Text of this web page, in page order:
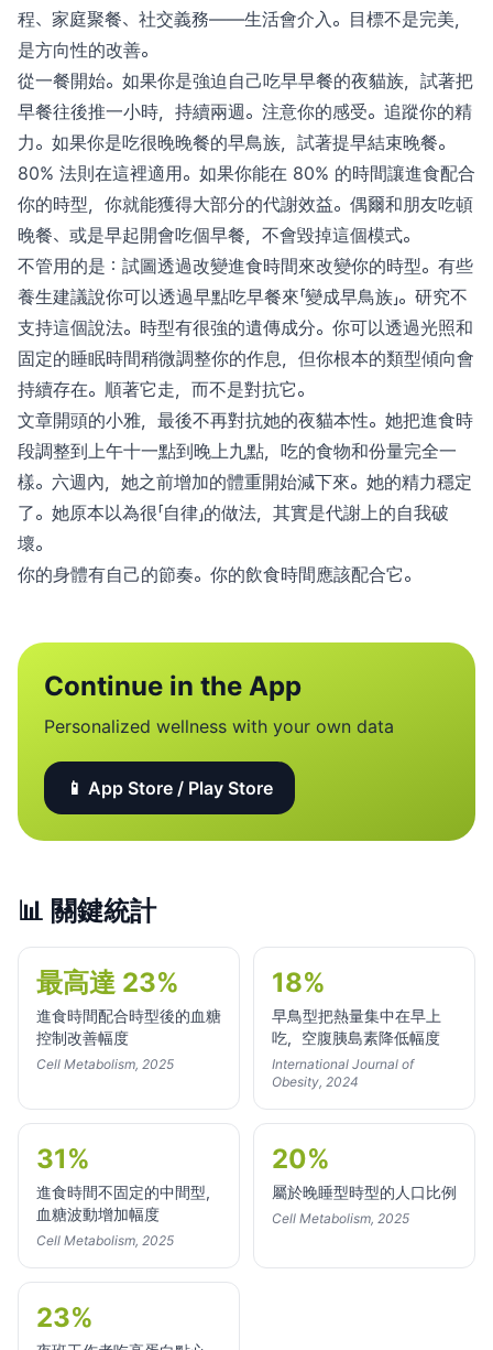
程、家庭聚餐、社交義務——生活會介入。目標不是完美，
是方向性的改善。
從一餐開始。如果你是強迫自己吃早早餐的夜貓族，試著把
早餐往後推一小時，持續兩週。注意你的感受。追蹤你的精
力。如果你是吃很晚晚餐的早鳥族，試著提早結束晚餐。
80% 法則在這裡適用。如果你能在 80% 的時間讓進食配合
你的時型，你就能獲得大部分的代謝效益。偶爾和朋友吃頓
晚餐、或是早起開會吃個早餐，不會毀掉這個模式。
不管用的是：試圖透過改變進食時間來改變你的時型。有些
養生建議說你可以透過早點吃早餐來「變成早鳥族」。研究不
支持這個說法。時型有很強的遺傳成分。你可以透過光照和
固定的睡眠時間稍微調整你的作息，但你根本的類型傾向會
持續存在。順著它走，而不是對抗它。
文章開頭的小雅，最後不再對抗她的夜貓本性。她把進食時
段調整到上午十一點到晚上九點，吃的食物和份量完全一
樣。六週內，她之前增加的體重開始減下來。她的精力穩定
了。她原本以為很「自律」的做法，其實是代謝上的自我破
壞。
你的身體有自己的節奏。你的飲食時間應該配合它。
Continue in the App
Personalized wellness with your own data
📱 App Store / Play Store
📊 關鍵統計
最高達 23%
進食時間配合時型後的血糖
控制改善幅度
Cell Metabolism, 2025
18%
早鳥型把熱量集中在早上
吃，空腹胰島素降低幅度
International Journal of
Obesity, 2024
31%
進食時間不固定的中間型，
血糖波動增加幅度
Cell Metabolism, 2025
20%
屬於晚睡型時型的人口比例
Cell Metabolism, 2025
23%